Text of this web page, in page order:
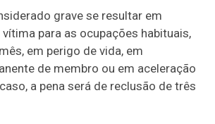
grave se resultar em
para as ocupações habituais,
em perigo de vida, em
de membro ou em aceleração
a pena será de reclusão de três